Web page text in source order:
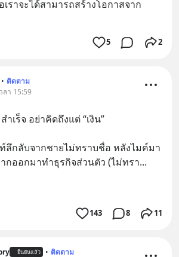
เราจะได้สามารถสร้างโอกาสจาก
5 2
• ติดตาม
ลา 15:59
เร็จ อย่าคิดถึงแต่ “เงิน”
ลึกลับจากชายไม่ทราบชื่อ หลังไมค์มา
กออกมาทำธุรกิจส่วนตัว (ไม่ทรา...
143 8 11
ยืนยันแล้ว • ติดตาม